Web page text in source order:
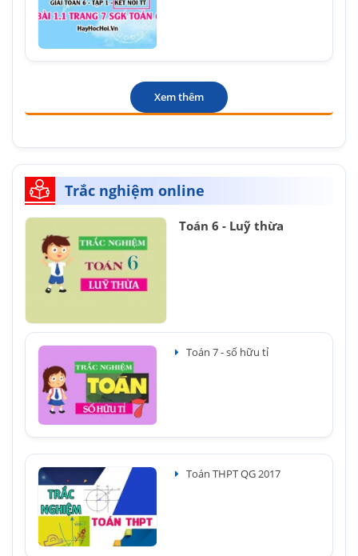
Xem thêm
Trắc nghiệm online
Toán 6 - Luỹ thừa
Toán 7 - số hữu tỉ
Toán THPT QG 2017